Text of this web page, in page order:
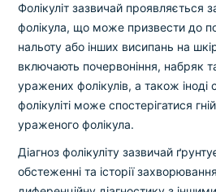
Фолікуліт зазвичай проявляється
фолікула, що може призвести до
нальоту або інших висипань на
включають почервоніння, набряк
уражених фолікулів, а також
фолікуліті може спостерігатися
ураженого фолікула.
Діагноз фолікуліту зазвичай
обстеженні та історії